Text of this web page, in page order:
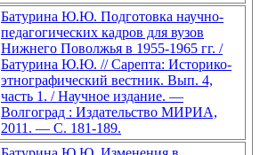
Батурина Ю.Ю. Подготовка научно-
педагогических кадров для вузов
Нижнего Поволжья в 1955-1965 гг. /
Батурина Ю.Ю. // Сарепта: Историко-
этнографический вестник. Вып. 4,
часть 1. / Научное издание. —
Волгоград : Издательство МИРИА,
2011. — С. 181-189.